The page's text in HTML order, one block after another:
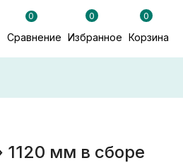
0
Сравнение
0
Избранное
0
Корзина
мм в сборе